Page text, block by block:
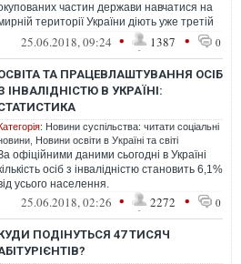
частин держави навчатися на
території України діють уже третій
рік. Але, як і більшість питан...
25.06.2018, 09:24 • 1387 • 0
ТА ПРАЦЕВЛАШТУВАННЯ ОСІБ
ІНВАЛІДНІСТЮ В УКРАЇНІ:
Новини суспільства: читати соціальні
Новини освіти в Україні та світі
офіційними даними сьогодні в Україні
осіб з інвалідністю становить 6,1%
усього населення.
25.06.2018, 02:26 • 2272 • 0
ПОДІНУТЬСЯ 47 ТИСЯЧ